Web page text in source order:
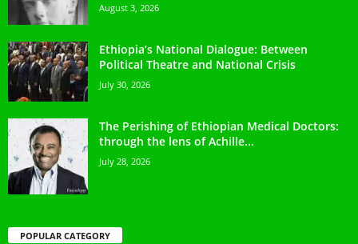
August 3, 2026
Ethiopia’s National Dialogue: Between
Political Theatre and National Crisis
July 30, 2026
The Perishing of Ethiopian Medical Doctors:
through the lens of Achille...
July 28, 2026
POPULAR CATEGORY